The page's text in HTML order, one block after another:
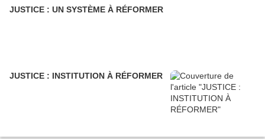
JUSTICE : UN SYSTÈME À RÉFORMER
JUSTICE : INSTITUTION À RÉFORMER